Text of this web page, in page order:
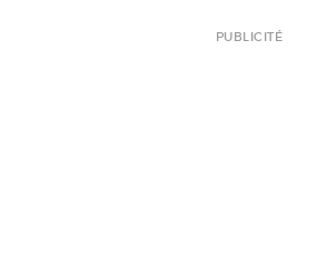
PUBLICITÉ